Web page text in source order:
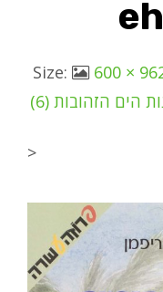
600 ×
הים הזהובות (6)
<